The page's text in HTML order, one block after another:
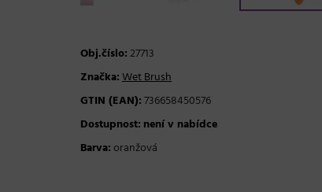
Obj.číslo:27713
Značka:Wet Brush
GTIN (EAN):736658450576
Dostupnost: není v nabídce
Barva:oranžová